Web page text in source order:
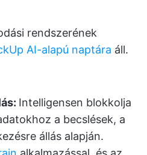
rendszerének
AI-alapú naptára áll.
Intelligensen blokkolja
a becslések, a
állás alapján.